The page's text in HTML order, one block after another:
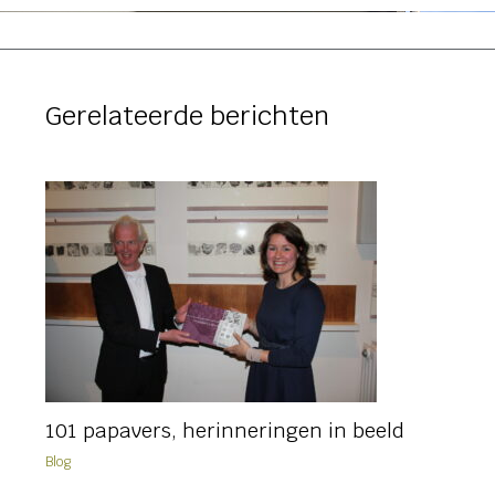
Gerelateerde berichten
101 papavers, herinneringen in beeld
Blog